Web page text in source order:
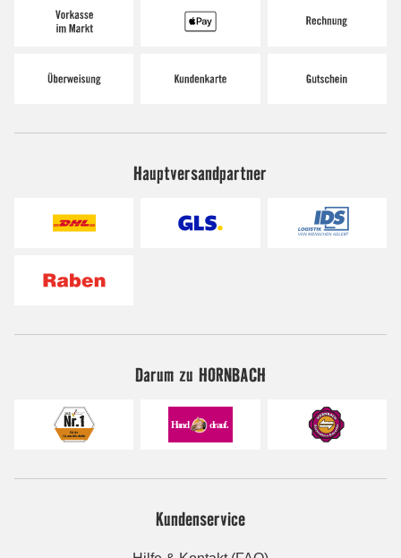
Hauptversandpartner
Darum zu HORNBACH
Kundenservice